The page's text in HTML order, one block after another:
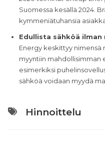
Suomessa kesällä 2024.
kymmeniätuhansia
Edullista sähköä
Energy keskittyy nimensä
myyntiin mahdollisimman
esimerkiksi
sähköä voidaan myydä
Hinnoittelu